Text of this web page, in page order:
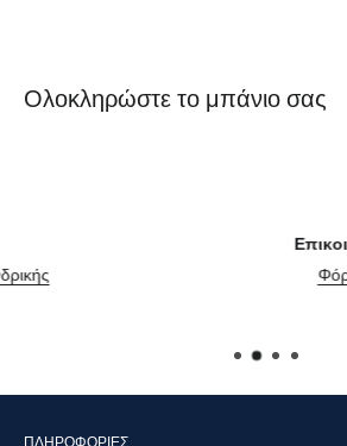
Ολοκληρώστε το μπάνιο σας
Επικοινωνήστε
Φόρμα
ΠΛΗΡΟΦΟΡΊΕΣ